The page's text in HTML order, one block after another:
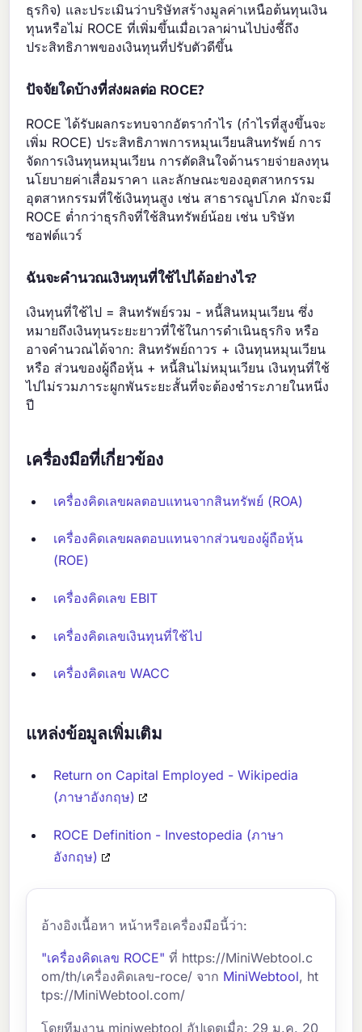
ธุรกิจ) และประเมินว่าบริษัทสร้างมูลค่าเหนือต้นทุนเงิน
ทุนหรือไม่ ROCE ที่เพิ่มขึ้นเมื่อเวลาผ่านไปบ่งชี้ถึง
ประสิทธิภาพของเงินทุนที่ปรับตัวดีขึ้น
ปัจจัยใดบ้างที่ส่งผลต่อ ROCE?
ROCE ได้รับผลกระทบจากอัตรากำไร (กำไรที่สูงขึ้นจะ
เพิ่ม ROCE) ประสิทธิภาพการหมุนเวียนสินทรัพย์ การ
จัดการเงินทุนหมุนเวียน การตัดสินใจด้านรายจ่ายลงทุน
นโยบายค่าเสื่อมราคา และลักษณะของอุตสาหกรรม
อุตสาหกรรมที่ใช้เงินทุนสูง เช่น สาธารณูปโภค มักจะมี
ROCE ต่ำกว่าธุรกิจที่ใช้สินทรัพย์น้อย เช่น บริษัท
ซอฟต์แวร์
ฉันจะคำนวณเงินทุนที่ใช้ไปได้อย่างไร?
เงินทุนที่ใช้ไป = สินทรัพย์รวม - หนี้สินหมุนเวียน ซึ่ง
หมายถึงเงินทุนระยะยาวที่ใช้ในการดำเนินธุรกิจ หรือ
อาจคำนวณได้จาก: สินทรัพย์ถาวร + เงินทุนหมุนเวียน
หรือ ส่วนของผู้ถือหุ้น + หนี้สินไม่หมุนเวียน เงินทุนที่ใช้
ไปไม่รวมภาระผูกพันระยะสั้นที่จะต้องชำระภายในหนึ่ง
ปี
เครื่องมือที่เกี่ยวข้อง
เครื่องคิดเลขผลตอบแทนจากสินทรัพย์ (ROA)
เครื่องคิดเลขผลตอบแทนจากส่วนของผู้ถือหุ้น
(ROE)
เครื่องคิดเลข EBIT
เครื่องคิดเลขเงินทุนที่ใช้ไป
เครื่องคิดเลข WACC
แหล่งข้อมูลเพิ่มเติม
Return on Capital Employed - Wikipedia
(ภาษาอังกฤษ)
ROCE Definition - Investopedia (ภาษา
อังกฤษ)
อ้างอิงเนื้อหา หน้าหรือเครื่องมือนี้ว่า:
"เครื่องคิดเลข ROCE" ที่ https://MiniWebtool.c
om/th/เครื่องคิดเลข-roce/ จาก MiniWebtool, ht
tps://MiniWebtool.com/
โดยทีมงาน miniwebtool อัปเดตเมื่อ: 29 ม.ค. 20